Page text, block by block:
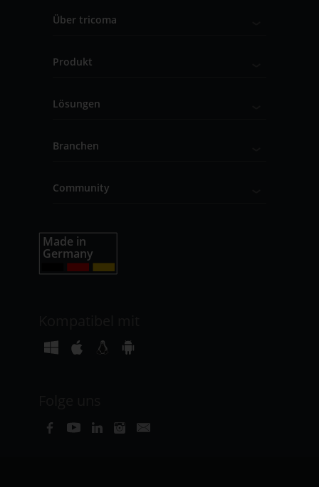
Über tricoma
Produkt
Lösungen
Branchen
Community